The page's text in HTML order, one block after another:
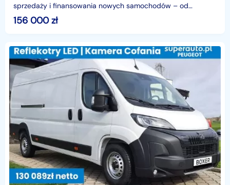
sprzedaży i finansowania nowych samochodów – od
osobowych, przez dostawcze, po segment premium.✔
Zaufanie
156 000zł